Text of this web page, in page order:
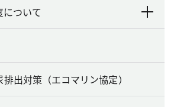
ついて
出対策（エコマリン協定）